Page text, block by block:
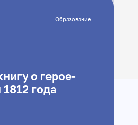
Образование
о герое-
года